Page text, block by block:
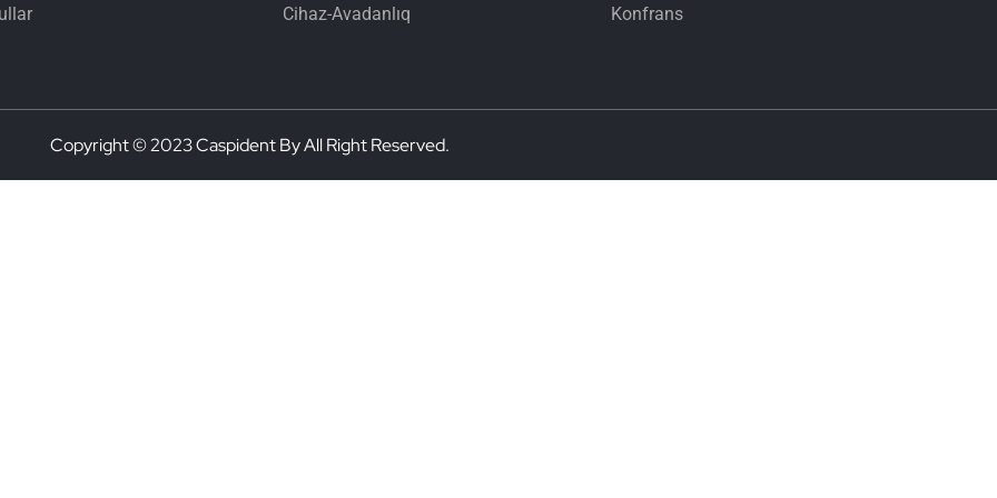
Cihaz-Avadanlıq
Konfrans
Copyright © 2023 Caspident By All Right Reserved.